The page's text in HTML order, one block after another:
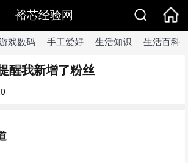
裕芯经验网
戏数码 手工爱好 生活知识 生活百科
醒我新增了粉丝